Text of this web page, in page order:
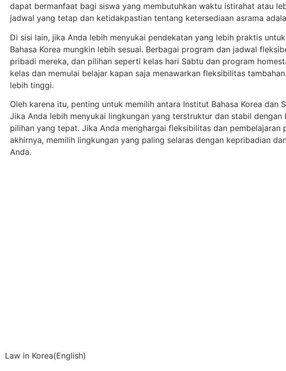
dapat bermanfaat bagi siswa yang membutuhkan waktu istirahat atau
jadwal yang tetap dan ketidakpastian tentang ketersediaan asrama
Di sisi lain, jika Anda lebih menyukai pendekatan yang lebih praktis
Bahasa Korea mungkin lebih sesuai. Berbagai program dan jadwal
pribadi mereka, dan pilihan seperti kelas hari Sabtu dan program
kelas dan memulai belajar kapan saja menawarkan fleksibilitas
lebih tinggi.
Oleh karena itu, penting untuk memilih antara Institut Bahasa Korea
Jika Anda lebih menyukai lingkungan yang terstruktur dan stabil
pilihan yang tepat. Jika Anda menghargai fleksibilitas dan
akhirnya, memilih lingkungan yang paling selaras dengan kepribadian
Anda.
Law in Korea(English)